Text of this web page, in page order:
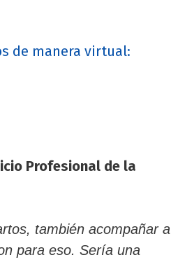
de manera virtual:
Profesional de la
también acompañar a
para eso. Sería una